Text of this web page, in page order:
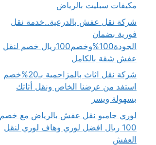
مكيفات سبليت بالرياض
شركة نقل عفش بالدرعية..خدمة نقل
فورية بضمان
الجودة100%وخصم100ريال خصم لنقل
عفش شقة بالكامل
شركة نقل اثاث بالمزاحمية بـ20%خصم
استفد من عرضنا الخاص ونقل أثاثك
بسهولة ويسر
لوري جامبو نقل عفش بالرياض مع خصم
100 ريال افضل لوري وهاف لوري لنقل
العفش